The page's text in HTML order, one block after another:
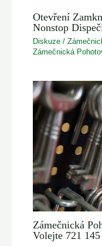
Otevření
Nonstop
Diskuze /
Zámečnická
Zámečnická
Volejte 721